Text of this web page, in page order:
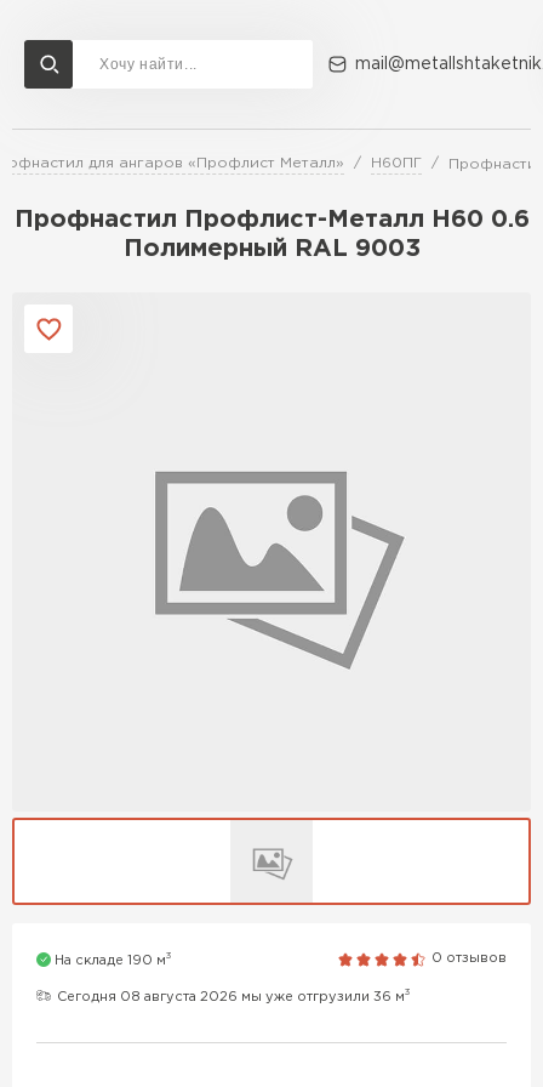
для ангаров «Профлист Металл» Н60ПГ
Профнастил Профлист-Металл Н60 0.6
Полимерный RAL 9003
На складе 190 м3 0 отзывов
Сегодня 08 августа 2026 мы уже отгрузили 36 м3
Доставка и оплата Акции О компании Контакты
Перейти в каталог